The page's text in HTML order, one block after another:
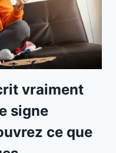
vraiment
signe
ce que